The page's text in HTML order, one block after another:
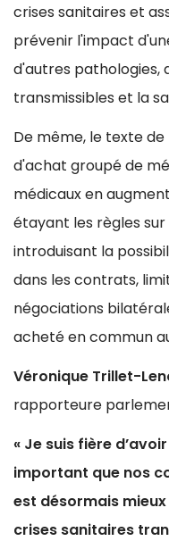
crises sanitaires et
prévenir l'impact
d'autres pathologies,
transmissibles et la
De même, le texte
d'achat groupé de
médicaux en
étayant les règles
introduisant la
dans les contrats,
négociations
acheté en commun
Véronique Trillet-
rapporteure
« Je suis fière
important que nos
est désormais
crises sanitaires